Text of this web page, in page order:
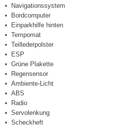
Navigationssystem
Bordcomputer
Einparkhilfe hinten
Tempomat
Teillederpolster
ESP
Grüne Plakette
Regensensor
Ambiente-Licht
ABS
Radio
Servolenkung
Scheckheft